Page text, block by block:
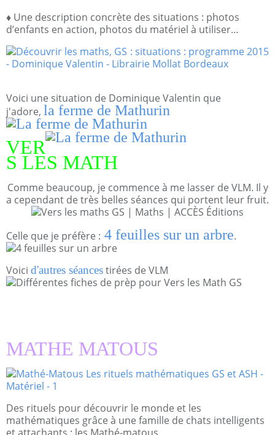
♦ Une description concrète des situations : photos
d’enfants en action, photos du matériel à utiliser…
Voici une situation de Dominique Valentin que
j'adore, la ferme de Mathurin
VER
S LES MATH
Comme beaucoup, je commence à me lasser de VLM. Il y
a cependant de très belles séances qui portent leur fruit.
Celle que je préfère : 4 feuilles sur un arbre.
Voici d'autres séancestirées de VLM
MATHE MATOUS
Des rituels pour découvrir le monde et les
mathématiques grâce à une famille de chats intelligents